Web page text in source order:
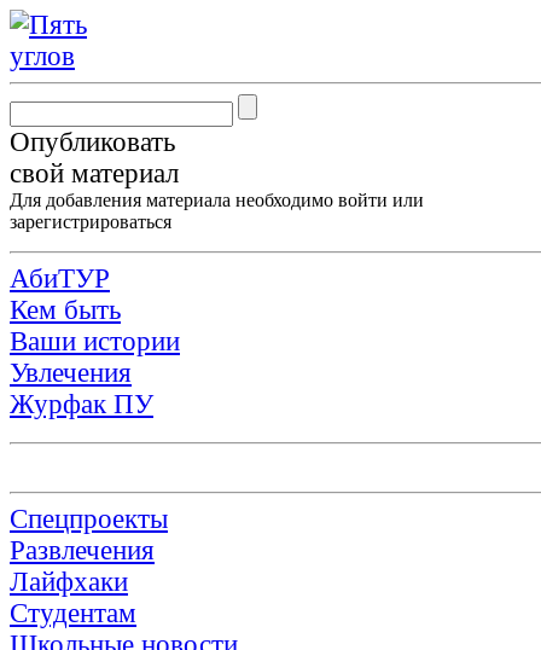
Опубликовать
свой материал
Для добавления материала необходимо войти или
зарегистрироваться
АбиТУР
Кем быть
Ваши истории
Увлечения
Журфак ПУ
Спецпроекты
Развлечения
Лайфхаки
Студентам